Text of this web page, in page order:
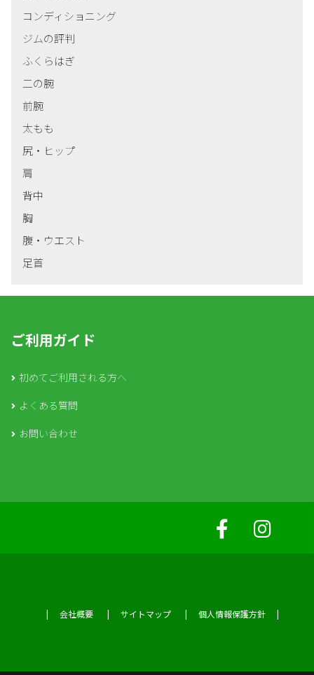
コンディショニング
ジムの評判
ふくらはぎ
二の腕
前腕
太もも
尻・ヒップ
肩
背中
胸
腹・ウエスト
足首
ご利用ガイド
初めてご利用される方へ
よくある質問
お問い合わせ
会社概要 サイトマップ 個人情報保護方針